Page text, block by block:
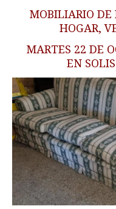
MOBILIARIO DE
HOGAR,
MARTES 22 DE
EN